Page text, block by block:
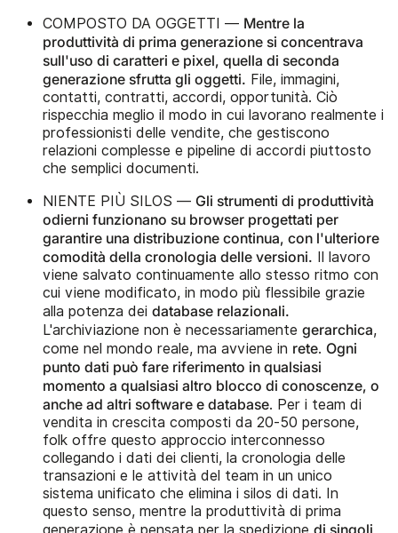
COMPOSTO DA OGGETTI — Mentre la
produttività di prima generazione si concentrava
sull'uso di caratteri e pixel, quella di seconda
generazione sfrutta gli oggetti. File, immagini,
contatti, contratti, accordi, opportunità. Ciò
rispecchia meglio il modo in cui lavorano realmente i
professionisti delle vendite, che gestiscono
relazioni complesse e pipeline di accordi piuttosto
che semplici documenti.
NIENTE PIÙ SILOS — Gli strumenti di produttività
odierni funzionano su browser progettati per
garantire una distribuzione continua, con l'ulteriore
comodità della cronologia delle versioni. Il lavoro
viene salvato continuamente allo stesso ritmo con
cui viene modificato, in modo più flessibile grazie
alla potenza dei database relazionali.
L'archiviazione non è necessariamente gerarchica,
come nel mondo reale, ma avviene in rete. Ogni
punto dati può fare riferimento in qualsiasi
momento a qualsiasi altro blocco di conoscenze, o
anche ad altri software e database. Per i team di
vendita in crescita composti da 20-50 persone,
folk offre questo approccio interconnesso
collegando i dati dei clienti, la cronologia delle
transazioni e le attività del team in un unico
sistema unificato che elimina i silos di dati. In
questo senso, mentre la produttività di prima
di singoli